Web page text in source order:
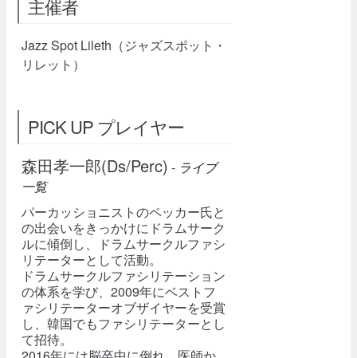
主催者
Jazz Spot Lileth（ジャズスポット・
リレット）
PICK UP プレイヤー
森田孝一郎(Ds/Perc) - ライブ
一覧
パーカッショニストのペッカー氏と
の出会いをきっかけにドラムサーク
ルに傾倒し、ドラムサークルファシ
リテーターとして活動。
ドラムサークルファシリテーション
の体系を学び、2009年にベストフ
ァシリテーターオブザイヤーを受賞
し、韓国でもファシリテーターとし
て招待。